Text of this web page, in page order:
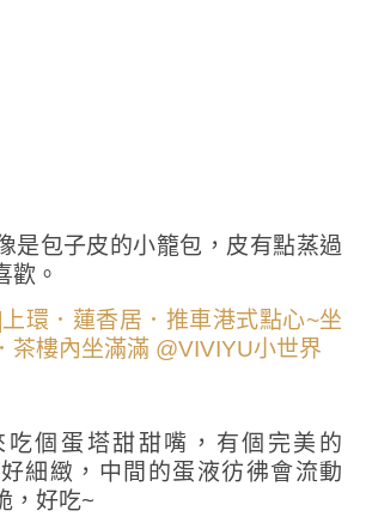
是包子皮的小籠包，皮有點蒸過
歡。
個蛋塔甜甜嘴，有個完美的
細緻，中間的蛋液彷彿會流動
，好吃~